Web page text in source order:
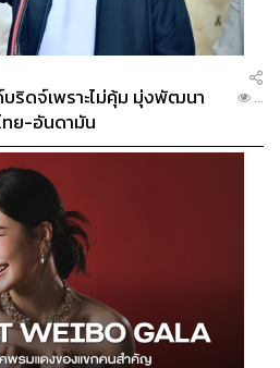
ริดจ์เพราะไม่คุ้ม มุ่งพัฒนา
ทย-อันดามัน
...